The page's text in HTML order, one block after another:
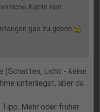
Kante rein
gas zu geben
(Schatten, Licht - keine
unterliegst, aber da
Mehr oder früher